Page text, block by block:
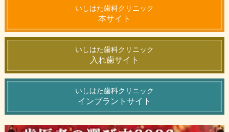
いしはた歯科クリニック
本サイト
いしはた歯科クリニック
入れ歯サイト
いしはた歯科クリニック
インプラントサイト